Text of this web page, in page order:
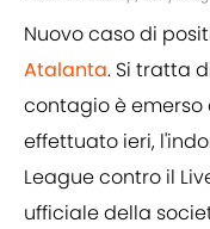
Nuovo caso di
Atalanta. Si tratta
contagio è
effettuato ieri,
Leaguecontro il
ufficiale della